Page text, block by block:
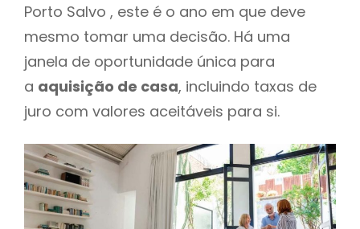
Porto Salvo , este é o ano em que deve
mesmo tomar uma decisão. Há uma
janela de oportunidade única para
a aquisição de casa, incluindo taxas de
juro com valores aceitáveis para si.